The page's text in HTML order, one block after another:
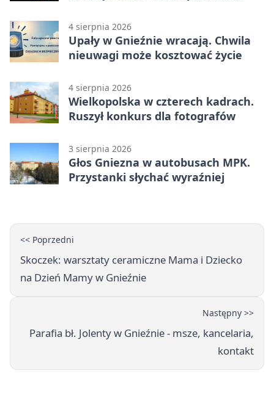
4 sierpnia 2026
Upały w Gnieźnie wracają. Chwila
nieuwagi może kosztować życie
4 sierpnia 2026
Wielkopolska w czterech kadrach.
Ruszył konkurs dla fotografów
3 sierpnia 2026
Głos Gniezna w autobusach MPK.
Przystanki słychać wyraźniej
<< Poprzedni
Skoczek: warsztaty ceramiczne Mama i Dziecko
na Dzień Mamy w Gnieźnie
Następny >>
Parafia bł. Jolenty w Gnieźnie - msze, kancelaria,
kontakt